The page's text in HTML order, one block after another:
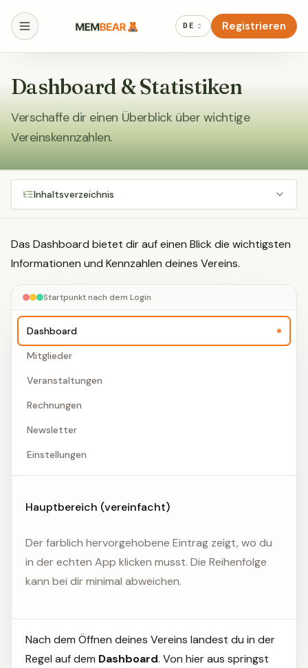
DE Registrieren
Dashboard & Statistiken
Verschaffe dir einen Überblick über wichtige
Vereinskennzahlen.
Inhaltsverzeichnis
Das Dashboard bietet dir auf einen Blick die wichtigsten
Informationen und Kennzahlen deines Vereins.
Startpunkt nach dem Login
Dashboard
Mitglieder
Veranstaltungen
Rechnungen
Newsletter
Einstellungen
Hauptbereich (vereinfacht)
Der farblich hervorgehobene Eintrag zeigt, wo du
in der echten App klicken musst. Die Reihenfolge
kann bei dir minimal abweichen.
Nach dem Öffnen deines Vereins landest du in der
Regel auf dem Dashboard. Von hier aus springst